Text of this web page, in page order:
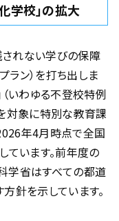
学校」の拡大
されない学びの保障
ラン）を打ち出しま
いわゆる不登校特例
対象に特別な教育課
年4月時点で全国
ています。前年度の
学省はすべての都道
針を示しています。